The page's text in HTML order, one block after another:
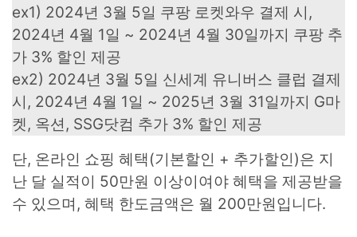
ex1) 2024년 3월 5일 쿠팡 로켓와우 결제 시,
2024년 4월 1일 ~ 2024년 4월 30일까지 쿠팡 추
가 3% 할인 제공
ex2) 2024년 3월 5일 신세계 유니버스 클럽 결제
시, 2024년 4월 1일 ~ 2025년 3월 31일까지 G마
켓, 옥션, SSG닷컴 추가 3% 할인 제공
단, 온라인 쇼핑 혜택(기본할인 + 추가할인)은 지
난 달 실적이 50만원 이상이여야 혜택을 제공받을
수 있으며, 혜택 한도금액은 월 200만원입니다.